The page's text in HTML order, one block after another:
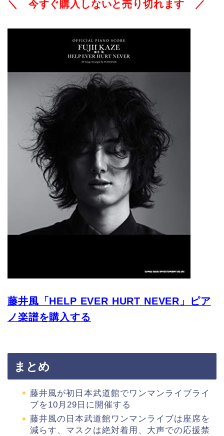
＼ 今すぐ購入しないと売り切れます ／
藤井風「HELP EVER HURT NEVER」ピア
ノ楽譜を購入する
まとめ
藤井風が初日本武道館でワンマンライブライ
ブを10月29日に開催する
藤井風の日本武道館ワンマンライブは座席を
減らす、マスクは絶対着用、大声での応援禁